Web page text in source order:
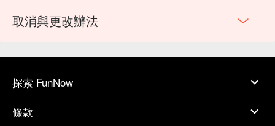
取消與更改辦法
探索 FunNow
條款